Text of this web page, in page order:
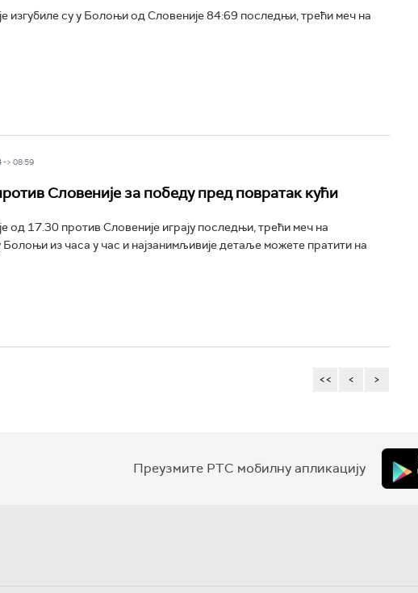
изгубиле су у Болоњи од Словеније 84:69 последњи, трећи меч на
> 08:59
Словеније за победу пред повратак кући
од 17.30 против Словеније играју последњи, трећи меч на
из часа у час и најзанимљивије детаље можете пратити на
<< < >
Преузмите РТС мобилну апликацију